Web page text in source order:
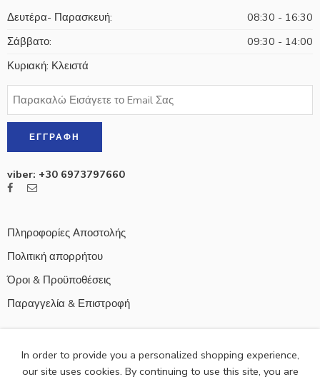
Δευτέρα- Παρασκευή:
08:30 - 16:30
Σάββατο:
09:30 - 14:00
Κυριακή: Κλειστά
viber: +30 6973797660
Πληροφορίες Αποστολής
Πολιτική απορρήτου
Όροι & Προϋποθέσεις
Παραγγελία & Επιστροφή
In order to provide you a personalized shopping experience,
our site uses cookies. By continuing to use this site, you are